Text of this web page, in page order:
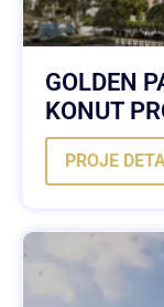
GOLDEN
KONUT
PROJE